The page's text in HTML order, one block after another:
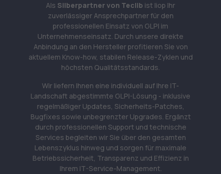
Als Silberpartner von Teclib ist liop Ihr
zuverlässiger Ansprechpartner für den
professionellen Einsatz von GLPI im
Unternehmenseinsatz. Durch unsere direkte
Anbindung an den Hersteller profitieren Sie von
aktuellem Know-how, stabilen Release-Zyklen und
höchsten Qualitätsstandards.
Wir liefern Ihnen eine individuell auf Ihre IT-
Landschaft abgestimmte GLPI-Lösung - inklusive
regelmäßiger Updates, Sicherheits-Patches,
Bugfixes sowie unbegrenzter Upgrades. Ergänzt
durch professionellen Support und technische
Services begleiten wir Sie über den gesamten
Lebenszyklus hinweg und sorgen für maximale
Betriebssicherheit, Transparenz und Effizienz in
Ihrem IT-Service-Management.